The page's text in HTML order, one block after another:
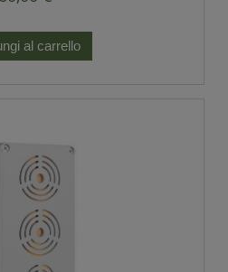
al carrello